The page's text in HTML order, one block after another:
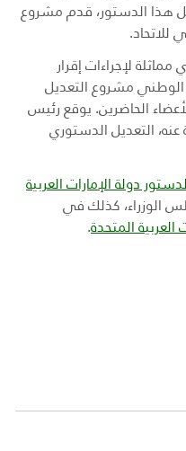
هذا الدستور، قدم مشروع
لإجراءات إقرار
الوطني مشروع التعديل
الحاضرين. يوقع رئيس
عنه، التعديل الدستوري
دولة الإمارات العربية
الوزراء، كذلك في
المتحدة.